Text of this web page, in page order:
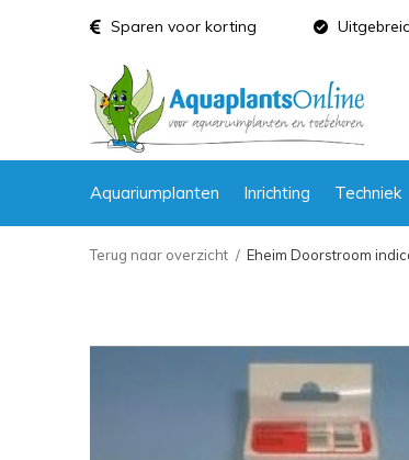
Aquariumplanten Inrichting Techniek
Sparen voor korting
Terug naar overzicht Eheim Doorstroom